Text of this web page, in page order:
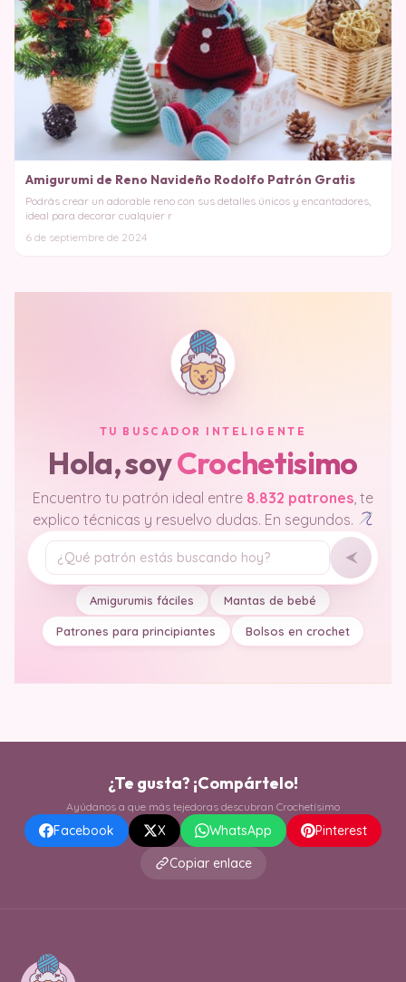
Amigurumi de Reno Navideño Rodolfo Patrón Gratis
Podrás crear un adorable reno con sus detalles únicos y encantadores,
ideal para decorar cualquier r
6 de septiembre de 2024
TU BUSCADOR INTELIGENTE
Hola, soyCrochetisimo
Encuentro tu patrón ideal entre 8.832 patrones , te
explico técnicas y resuelvo dudas. En segundos.
Tu pregunta
Amigurumis fáciles Mantas de bebé
Patrones para principiantes Bolsos en crochet
¿Te gusta? ¡Compártelo!
Ayúdanos a que más tejedoras descubran Crochetísimo
Facebook X WhatsApp
Pinterest
Copiar enlace